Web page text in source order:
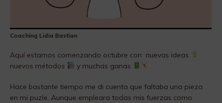
Coaching Lidia Bastian
Aquí estamos comenzando octubre con nuevas ideas
nuevos métodos
y muchas ganas
Hace bastante tiempo me di cuenta que faltaba una pieza
en mi puzle. Aunque empleara todas mis fuerzas como